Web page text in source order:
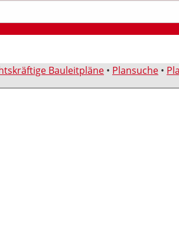
Bauleitpläne • Plansuche •